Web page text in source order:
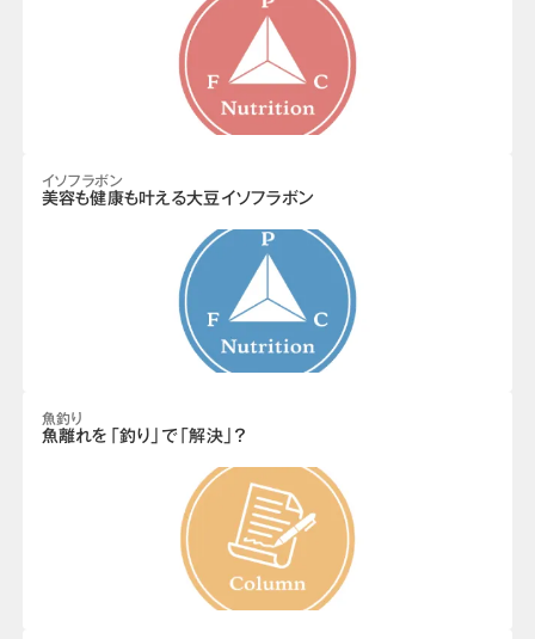
イソフラボン
美容も健康も叶える大豆イソフラボン
魚釣り
魚離れを「釣り」で「解決」？